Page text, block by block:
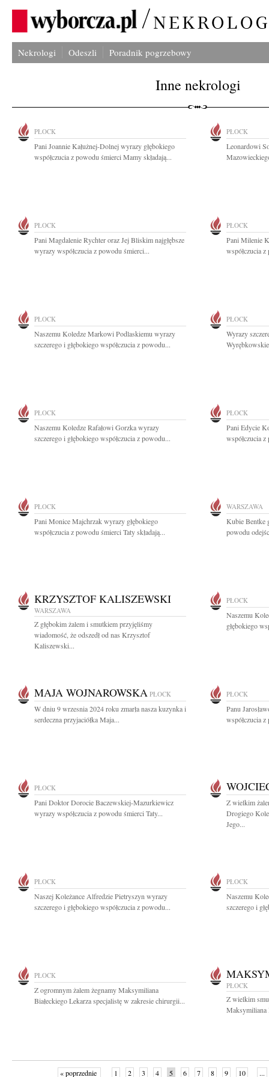
Nekrologi Odeszli Poradnik pogrzebowy
Inne nekrologi
PŁOCK
Pani Joannie Kałużnej-Dolnej wyrazy głębokiego
współczucia z powodu śmierci Mamy składają...
PŁOCK
Leonardowi
PŁOCK
Pani Magdalenie Rychter oraz Jej Bliskim najgłębsze
wyrazy współczucia z powodu śmierci...
PŁOCK
Pani Milenie
współczucia
PŁOCK
Naszemu Koledze Markowi Podlaskiemu wyrazy
szczerego i głębokiego współczucia z powodu...
PŁOCK
Wyrazy
PŁOCK
Naszemu Koledze Rafałowi Gorzka wyrazy
szczerego i głębokiego współczucia z powodu...
PŁOCK
Pani Edycie
współczucia
PŁOCK
Pani Monice Majchrzak wyrazy głębokiego
współczucia z powodu śmierci Taty składają...
WARSZAWA
Kubie Bentke
powodu
KRZYSZTOF KALISZEWSKI
WARSZAWA
Z głębokim żalem i smutkiem przyjęliśmy
wiadomość, że odszedł od nas Krzysztof
Kaliszewski...
PŁOCK
Naszemu
głębokiego
MAJA WOJNAROWSKA PŁOCK
W dniu 9 wrzesnia 2024 roku zmarła nasza kuzynka i
serdeczna przyjaciółka Maja...
PŁOCK
Panu
współczucia
PŁOCK
Pani Doktor Dorocie Baczewskiej-Mazurkiewicz
wyrazy współczucia z powodu śmierci Taty...
Z wielkim
Drogiego
Jego...
PŁOCK
Naszej Koleżance Alfredzie Pietryszyn wyrazy
szczerego i głębokiego współczucia z powodu...
PŁOCK
Naszemu
szczerego i
PŁOCK
Z ogromnym żalem żegnamy Maksymiliana
Białeckiego Lekarza specjalistę w zakresie chirurgii...
PŁOCK
Z wielkim
Maksymiliana
« poprzednie 1 2 3 4 5 6 7 8 9 10 ...